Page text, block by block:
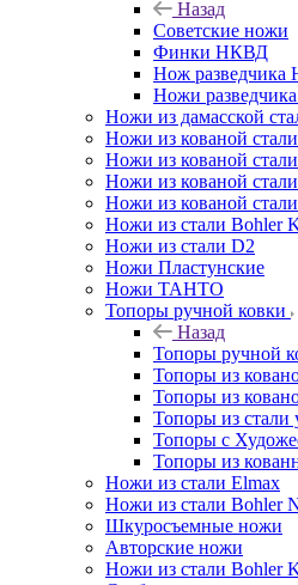
Назад
Советские ножи
Финки НКВД
Нож разведчика
Ножи
Ножи из дамасской
Ножи из кованой
Ножи из кованой
Ножи из кованой
Ножи из кованой
Ножи из стали Bohler
Ножи из стали D2
Ножи Пластунские
Ножи ТАНТО
Топоры ручной ковки
Назад
Топоры ручной
Топоры из
Топоры из
Топоры из стали
Топоры с
Топоры из
Ножи из стали Elmax
Ножи из стали Bohler
Шкуросъемные ножи
Авторские ножи
Ножи из стали Bohler